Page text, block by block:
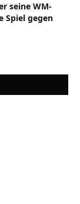
seine WM-
Spiel gegen